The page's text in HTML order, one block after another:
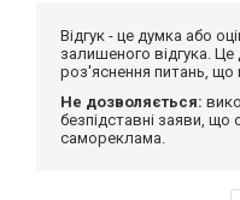
Відгук - це думка або
залишеного відгука.
роз'яснення питань, що
Не дозволяється:
безпідставні заяви, що
самореклама.